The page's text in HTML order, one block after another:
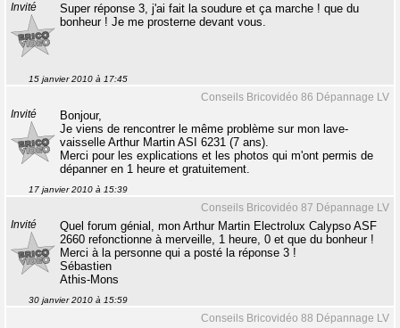
Invité
Super réponse 3, j'ai fait la soudure et ça marche ! que du
bonheur ! Je me prosterne devant vous.
15 janvier 2010 à 17:45
Conseils Bricovidéo 86 Dépannage LV
Invité
Bonjour,
Je viens de rencontrer le même problème sur mon lave-
vaisselle Arthur Martin ASI 6231 (7 ans).
Merci pour les explications et les photos qui m'ont permis de
dépanner en 1 heure et gratuitement.
17 janvier 2010 à 15:39
Conseils Bricovidéo 87 Dépannage LV
Invité
Quel forum génial, mon Arthur Martin Electrolux Calypso ASF
2660 refonctionne à merveille, 1 heure, 0 et que du bonheur !
Merci à la personne qui a posté la réponse 3 !
Sébastien
Athis-Mons
30 janvier 2010 à 15:59
Conseils Bricovidéo 88 Dépannage LV